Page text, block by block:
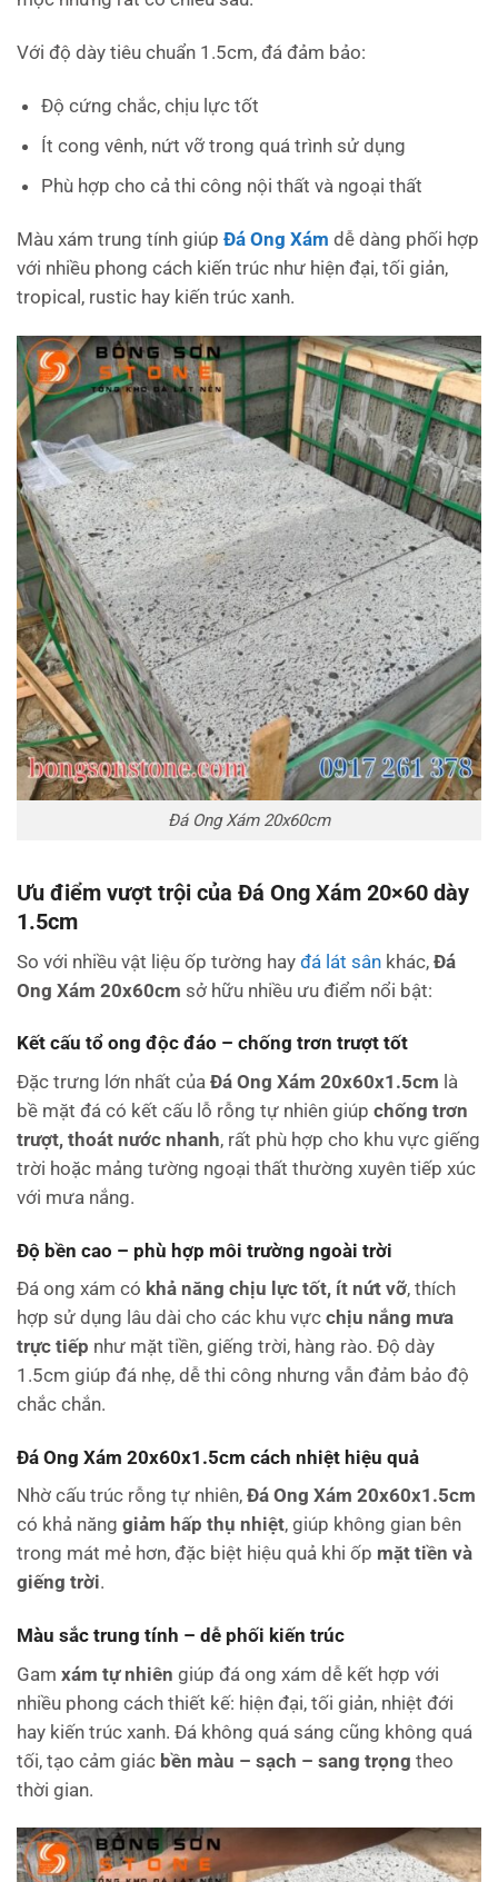
Với độ dày tiêu chuẩn 1.5cm, đá đảm bảo:
Độ cứng chắc, chịu lực tốt
Ít cong vênh, nứt vỡ trong quá trình sử dụng
Phù hợp cho cả thi công nội thất và ngoại thất
Màu xám trung tính giúp Đá Ong Xám dễ dàng phối hợp
với nhiều phong cách kiến trúc như hiện đại, tối giản,
tropical, rustic hay kiến trúc xanh.
Đá Ong Xám 20x60cm
Ưu điểm vượt trội của Đá Ong Xám 20×60 dày
1.5cm
So với nhiều vật liệu ốp tường hay đá lát sân khác, Đá
Ong Xám 20x60cm sở hữu nhiều ưu điểm nổi bật:
Kết cấu tổ ong độc đáo – chống trơn trượt tốt
Đặc trưng lớn nhất của Đá Ong Xám 20x60x1.5cm là
bề mặt đá có kết cấu lỗ rỗng tự nhiên giúp chống trơn
trượt, thoát nước nhanh, rất phù hợp cho khu vực giếng
trời hoặc mảng tường ngoại thất thường xuyên tiếp xúc
với mưa nắng.
Độ bền cao – phù hợp môi trường ngoài trời
Đá ong xám có khả năng chịu lực tốt, ít nứt vỡ, thích
hợp sử dụng lâu dài cho các khu vực chịu nắng mưa
trực tiếp như mặt tiền, giếng trời, hàng rào. Độ dày
1.5cm giúp đá nhẹ, dễ thi công nhưng vẫn đảm bảo độ
chắc chắn.
Đá Ong Xám 20x60x1.5cm cách nhiệt hiệu quả
Nhờ cấu trúc rỗng tự nhiên, Đá Ong Xám 20x60x1.5cm
có khả năng giảm hấp thụ nhiệt, giúp không gian bên
trong mát mẻ hơn, đặc biệt hiệu quả khi ốp mặt tiền và
giếng trời.
Màu sắc trung tính – dễ phối kiến trúc
Gam xám tự nhiên giúp đá ong xám dễ kết hợp với
nhiều phong cách thiết kế: hiện đại, tối giản, nhiệt đới
hay kiến trúc xanh. Đá không quá sáng cũng không quá
tối, tạo cảm giác bền màu – sạch – sang trọng theo
thời gian.